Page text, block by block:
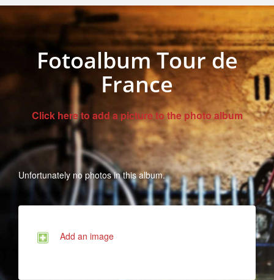
Fotoalbum Tour de
France
Click here to add a picture to the photo album
Unfortunately no photos in this album.
Add an image